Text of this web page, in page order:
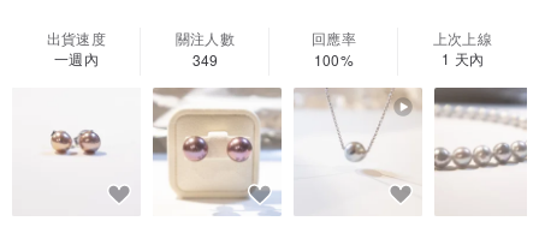
出貨速度
一週內
關注人數
349
回應率
100%
上次上線
1 天內